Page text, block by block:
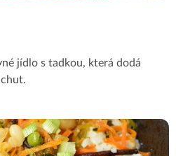
jídlo s tadkou, která dodá